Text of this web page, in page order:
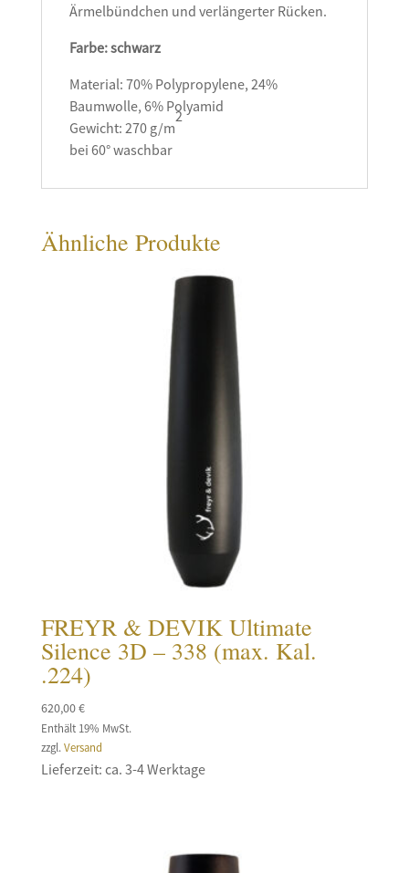
Ärmelbündchen und verlängerter Rücken.
Farbe: schwarz
Material: 70% Polypropylene, 24%
Baumwolle, 6% Polyamid
Gewicht: 270 g/m
2
bei 60° waschbar
Ähnliche Produkte
FREYR & DEVIK Ultimate
Silence 3D – 338 (max. Kal.
.224)
620,00€
Enthält 19% MwSt.
zzgl. Versand
Lieferzeit: ca. 3-4 Werktage